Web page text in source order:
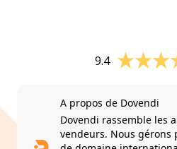
9.4
A propos de Dovendi
Dovendi rassemble les
vendeurs. Nous gérons